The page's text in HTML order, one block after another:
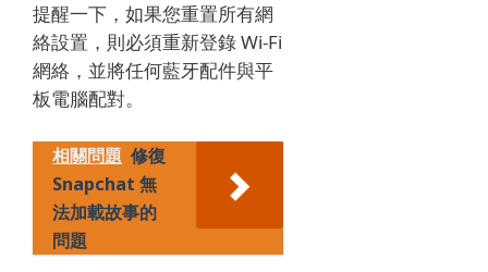
提醒一下，如果您重置所有網
絡設置，則必須重新登錄 Wi-Fi
網絡，並將任何藍牙配件與平
板電腦配對。
相關問題 修復
Snapchat 無
法加載故事的
問題